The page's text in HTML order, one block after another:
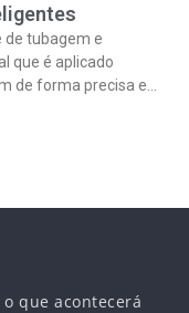
de tubagem e
que é aplicado
de forma precisa e
que acontecerá